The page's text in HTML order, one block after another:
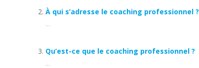
À qui s’adresse le coaching professionnel ?
...
Qu’est-ce que le coaching professionnel ?
...